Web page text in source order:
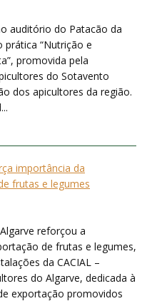
auditório do Patacão da
prática “Nutrição e
promovida pela
do Sotavento
dos apicultores da região.
importância da
frutas e legumes
reforçou a
de frutas e legumes,
da CACIAL –
do Algarve, dedicada à
exportação promovidos